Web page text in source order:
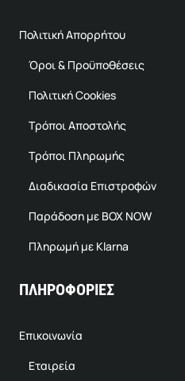
Πολιτική Απορρήτου
Όροι & Προϋποθέσεις
Πολιτική Cookies
Τρόποι Αποστολής
Τρόποι Πληρωμής
Διαδικασία Επιστροφών
Παράδοση με BOX NOW
Πληρωμή με Klarna
ΠΛΗΡΟΦΟΡΙΕΣ
Επικοινωνία
Εταιρεία